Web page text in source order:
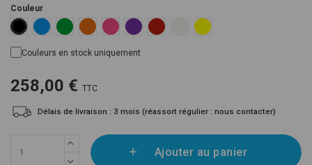
Couleur
Black 18-01Blue 13-01Green 16-16Orange 14-01
Pink 11-26Purple 07-13Red 11-12White 12-01Yellow 15-12
Couleurs en stock uniquement
258,00 € TTC
Délais de livraison : 3 mois (réassort régulier : nous contacter)
Ajouter au panier